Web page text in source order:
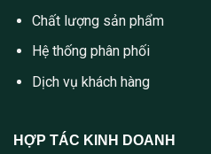
Chất lượng sản phẩm
Hệ thống phân phối
Dịch vụ khách hàng
HỢP TÁC KINH DOANH